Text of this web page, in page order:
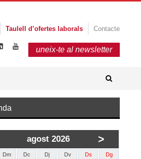
Taulell d’ofertes laborals Contacte
uneix-te al newsletter
agost 2026 >
Dm Dc Dj Dv Ds Dg